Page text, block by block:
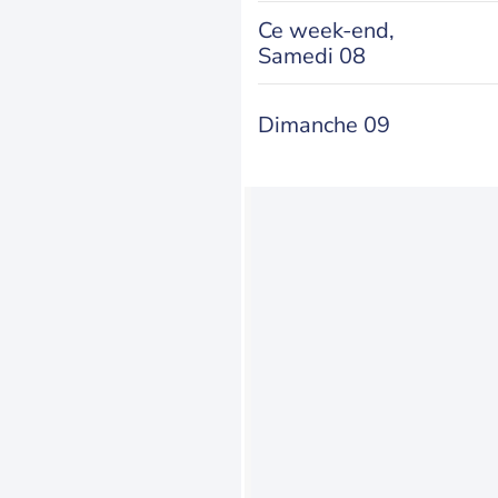
Ce week-end,
Samedi 08
Dimanche 09